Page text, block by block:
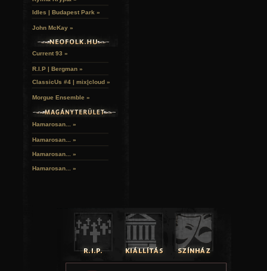
Idles | Budapest Park »
John McKay »
Current 93 »
R.I.P | Bergman »
ClassicUs #4 | mix|cloud »
Morgue Ensemble »
Hamarosan... »
Hamarosan... »
Hamarosan... »
Hamarosan... »